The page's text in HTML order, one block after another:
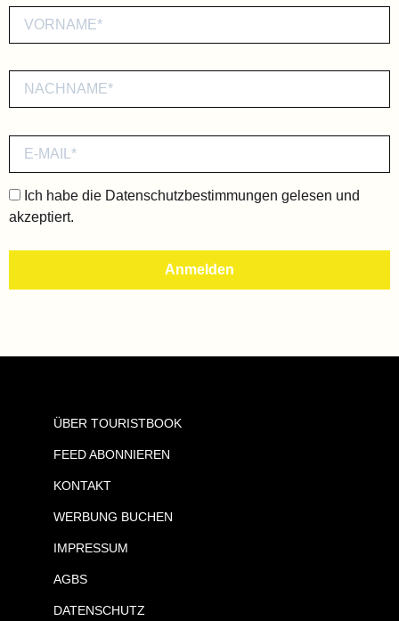
Ich habe die Datenschutzbestimmungen gelesen und
akzeptiert.
ÜBER TOURISTBOOK
FEED ABONNIEREN
KONTAKT
WERBUNG BUCHEN
IMPRESSUM
AGBS
DATENSCHUTZ